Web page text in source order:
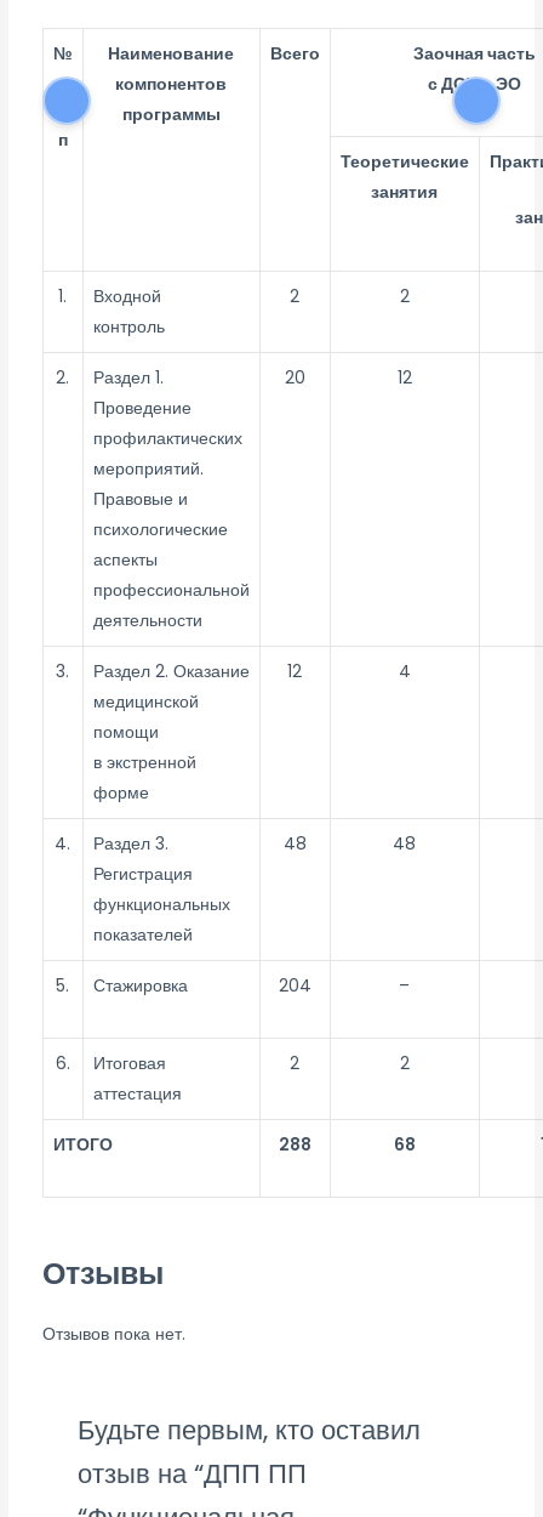
№
п
Наименование
компонентов
программы
Всего
Заочная часть
с ДОТ и ЭО
Теоретические
занятия
1.
Входной
контроль
2 2
2.
Раздел 1.
Проведение
профилактических
мероприятий.
Правовые и
психологические
аспекты
профессиональной
деятельности
20 12
3.
Раздел 2. Оказание
медицинской
помощи
в экстренной
форме
12 4
4.
Раздел 3.
Регистрация
функциональных
показателей
48 48
5. Стажировка 204 –
6.
Итоговая
аттестация
2 2
ИТОГО 288 68
Отзывы
Отзывов пока нет.
Будьте первым, кто оставил
отзыв на “ДПП ПП